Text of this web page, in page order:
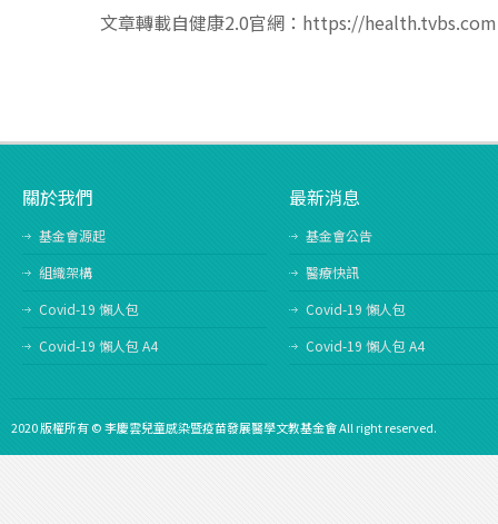
文章轉載自健康2.0官網：https://
關於我們
基金會源起
組織架構
Covid-19 懶人包
Covid-19 懶人包 A4
最新消息
基金會公告
醫療快訊
Covid-19 懶人包
Covid-19 懶人包 A4
2020 版權所有 © 李慶雲兒童感染暨疫苗發展醫學文教基金會 All right reserved.